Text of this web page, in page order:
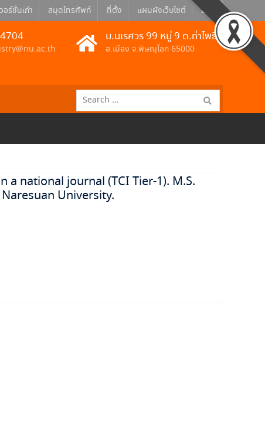
อร์ชั่นเก่า สมุดโทรศัพท์ ที่ตั้ง แผนผังเว็บไซต์ Eng
ม.นเรศวร 99 หมู่ 9 ต.ท่าโพธิ์
อ.เมือง จ.พิษณุโลก 65000
Search
for:
national journal (TCI Tier-1). M.S.
University.